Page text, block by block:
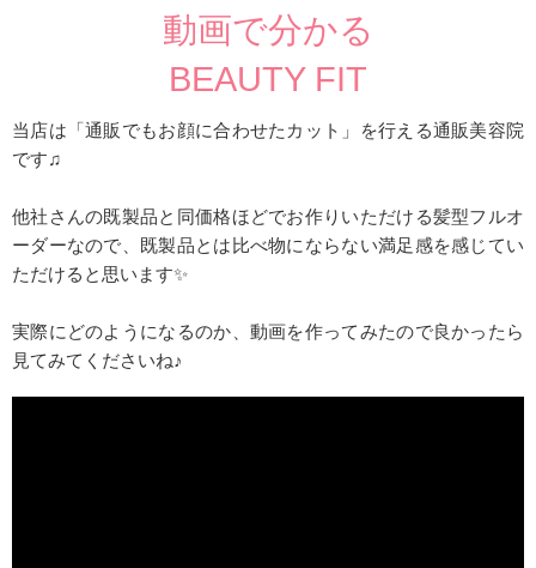
動画で分かる
BEAUTY FIT
当店は「通販でもお顔に合わせたカット」を行える通販美容院
です♫
他社さんの既製品と同価格ほどでお作りいただける髪型フルオ
ーダーなので、既製品とは比べ物にならない満足感を感じてい
ただけると思います✨
実際にどのようになるのか、動画を作ってみたので良かったら
見てみてくださいね♪